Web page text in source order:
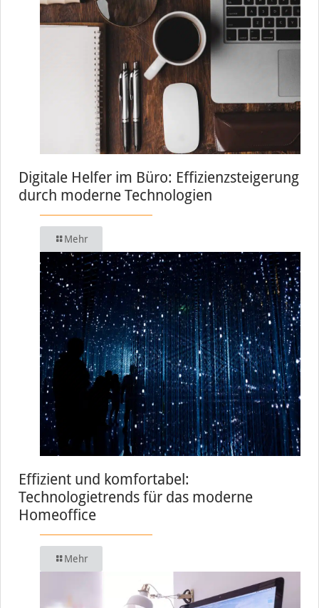
Digitale Helfer im Büro: Effizienzsteigerung
durch moderne Technologien
Mehr
Effizient und komfortabel:
Technologietrends für das moderne
Homeoffice
Mehr